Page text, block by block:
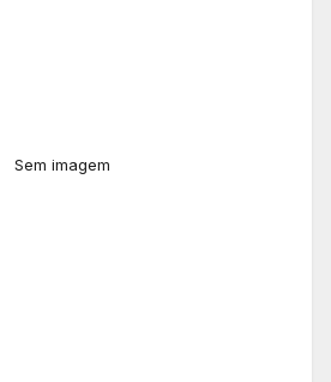
Sem imagem